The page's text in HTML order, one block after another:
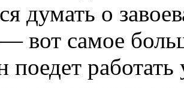
думать о
вот самое
поедет работать